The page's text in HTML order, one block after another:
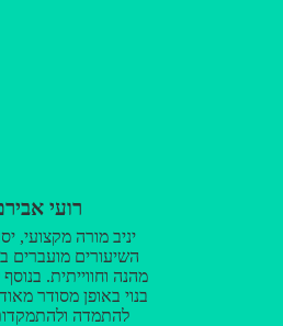
רועי
יניב מורה מקצועי,
השיעורים מועברים
מהנה וחווייתית.
בנוי באופן מסודר
להתמדה